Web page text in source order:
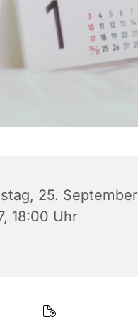
25. September
18:00 Uhr